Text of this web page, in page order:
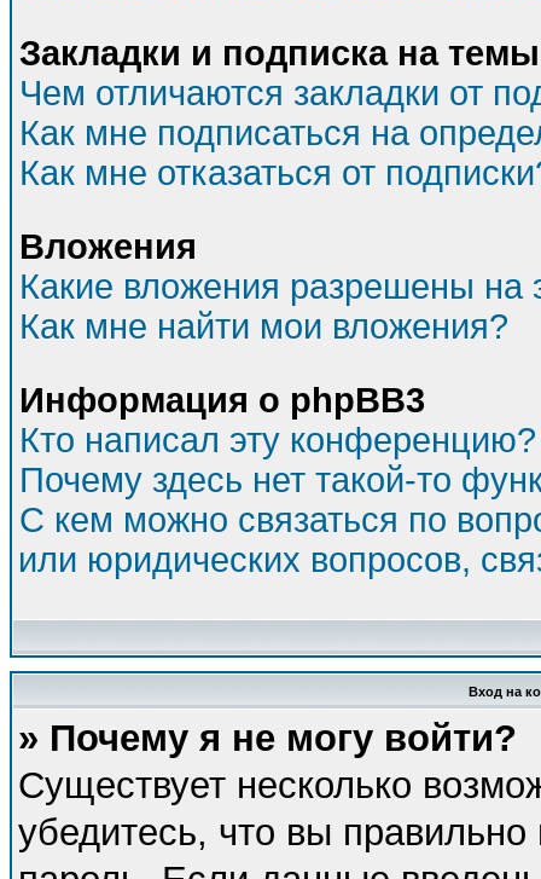
Закладки и подписка на темы
Чем отличаются закладки от
Как мне подписаться на
Как мне отказаться от
Вложения
Какие вложения разрешены на
Как мне найти мои вложения?
Информация о phpBB3
Кто написал эту конференцию?
Почему здесь нет такой-то
С кем можно связаться по
или юридических вопросов,
Вход на
» Почему я не могу войти?
Существует несколько
убедитесь, что вы